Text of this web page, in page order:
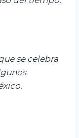
se celebra